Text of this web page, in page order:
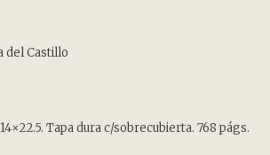
del Castillo
Tapa dura c/sobrecubierta. 768 págs.